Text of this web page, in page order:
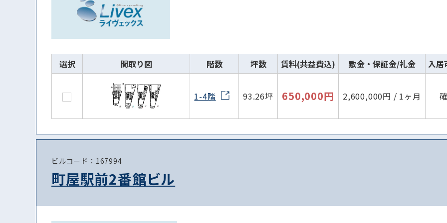
選択 間取り図 階数 坪数 賃料(共益費込) 敷金・保証金/礼金 入居
1-4階 93.26坪 650,000円 2,600,000円 / 1ヶ月
ビルコード：167994
町屋駅前2番館ビル